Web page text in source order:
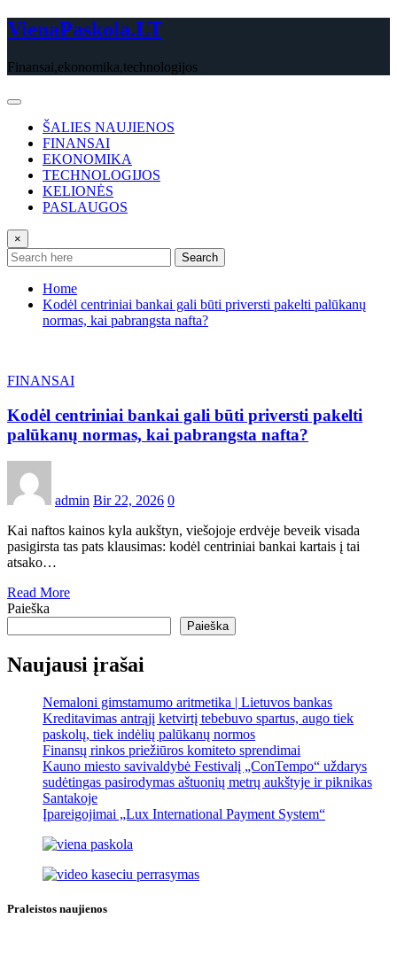
Skip
to
VienaPaskola.LT
Finansai,ekonomika,technologijos
ŠALIES NAUJIENOS
FINANSAI
EKONOMIKA
TECHNOLOGIJOS
KELIONĖS
PASLAUGOS
×
Search
Home
Kodėl centriniai bankai gali būti priversti pakelti palūkanų
normas, kai pabrangsta nafta?
FINANSAI
Kodėl centriniai bankai gali būti priversti pakelti
palūkanų normas, kai pabrangsta nafta?
admin Bir 22, 2026 0
Kai naftos kainos kyla aukštyn, viešojoje erdvėje beveik visada
pasigirsta tas pats klausimas: kodėl centriniai bankai kartais į tai
atsako…
Read More
Paieška
Paieška
Naujausi įrašai
Nemaloni gimstamumo aritmetika | Lietuvos bankas
Kreditavimas antrąjį ketvirtį tebebuvo spartus, augo tiek
paskolų, tiek indėlių palūkanų normos
Finansų rinkos priežiūros komiteto sprendimai
Kauno miesto savivaldybė Festivalį „ConTempo“ uždarys
sudėtingas pasirodymas aštuonių metrų aukštyje ir piknikas
Santakoje
Įpareigojimai „Lux International Payment System“
Praleistos naujienos